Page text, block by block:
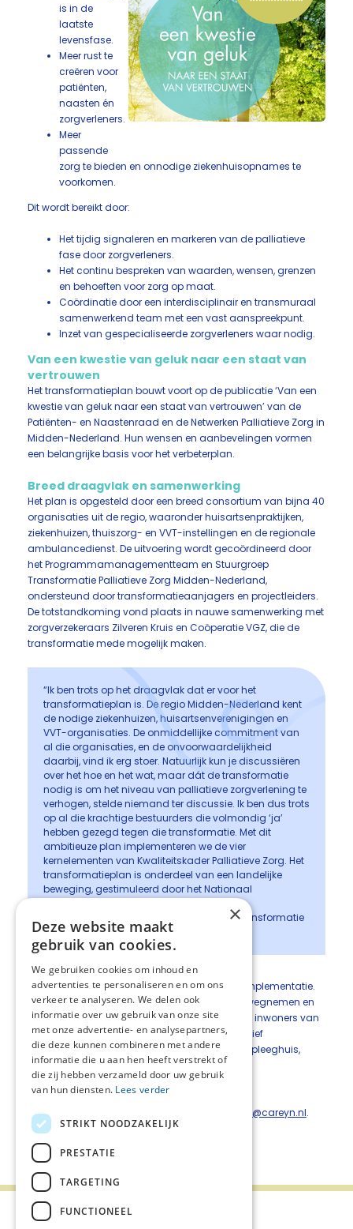
is in de
laatste
levensfase.
Meer rust te
creëren voor
patiënten,
naasten én
zorgverleners.
Meer
passende
zorg te bieden en onnodige ziekenhuisopnames te
voorkomen.
Dit wordt bereikt door:
Het tijdig signaleren en markeren van de palliatieve
fase door zorgverleners.
Het continu bespreken van waarden, wensen, grenzen
en behoeften voor zorg op maat.
Coördinatie door een interdisciplinair en transmuraal
samenwerkend team met een vast aanspreekpunt.
Inzet van gespecialiseerde zorgverleners waar nodig.
Van een kwestie van geluk naar een staat van
vertrouwen
Het transformatieplan bouwt voort op de publicatie ‘Van een
kwestie van geluk naar een staat van vertrouwen’ van de
Patiënten- en Naastenraad en de Netwerken Palliatieve Zorg in
Midden-Nederland. Hun wensen en aanbevelingen vormen
een belangrijke basis voor het verbeterplan.
Breed draagvlak en samenwerking
Het plan is opgesteld door een breed consortium van bijna 40
organisaties uit de regio, waaronder huisartsenpraktijken,
ziekenhuizen, thuiszorg- en VVT-instellingen en de regionale
ambulancedienst. De uitvoering wordt gecoördineerd door
het Programmamanagementteam en Stuurgroep
Transformatie Palliatieve Zorg Midden-Nederland,
ondersteund door transformatieaanjagers en projectleiders.
De totstandkoming vond plaats in nauwe samenwerking met
zorgverzekeraars Zilveren Kruis en Coöperatie VGZ, die de
transformatie mede mogelijk maken.
“Ik ben trots op het draagvlak dat er voor het
transformatieplan is. De regio Midden-Nederland kent
de nodige ziekenhuizen, huisartsenverenigingen en
VVT-organisaties. De onmiddellijke commitment van
al die organisaties, en de onvoorwaardelijkheid
daarbij, vind ik erg stoer. Natuurlijk kun je discussiëren
over het hoe en het wat, maar dát de transformatie
nodig is om het niveau van palliatieve zorgverlening te
verhogen, stelde niemand ter discussie. Ik ben dus trots
op al die krachtige bestuurders die volmondig ‘ja’
hebben gezegd tegen die transformatie. Met dit
ambitieuze plan implementeren we de vier
kernelementen van Kwaliteitskader Palliatieve Zorg. Het
transformatieplan is onderdeel van een landelijke
beweging, gestimuleerd door het Nationaal
Toosje Valkenburg, Stuurgroepvoorzitter Transformatie
Palliatieve Zorg Midden-Nederland
Volgende fase
Met de goedkeuring van het plan start nu de implementatie.
De gezamenlijke organisaties gaan barrières wegnemen en
ontwikkelingen realiseren die ervoor zorgen dat inwoners van
Midden-Nederland kunnen rekenen op kwalitatief
hoogwaardige palliatieve zorg; thuis, in het verpleeghuis,
hospice of ziekenhuis.
Meer informatie?
Neem contact op met Mirjam Velting, m.velting@careyn.nl.
Deel deze pagina:
×
Deze website maakt
gebruik van cookies.
We gebruiken cookies om inhoud en
advertenties te personaliseren en om ons
verkeer te analyseren. We delen ook
informatie over uw gebruik van onze site
met onze advertentie- en analysepartners,
die deze kunnen combineren met andere
informatie die u aan hen heeft verstrekt of
die zij hebben verzameld door uw gebruik
van hun diensten. Lees verder
STRIKT NOODZAKELIJK
PRESTATIE
TARGETING
FUNCTIONEEL